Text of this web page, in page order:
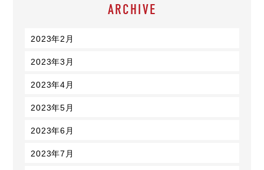
ARCHIVE
2023年2月
2023年3月
2023年4月
2023年5月
2023年6月
2023年7月